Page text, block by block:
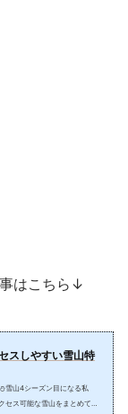
はこちら↓
スしやすい雪山特
雪山4シーズン目になる私
ス可能な雪山をまとめてみ